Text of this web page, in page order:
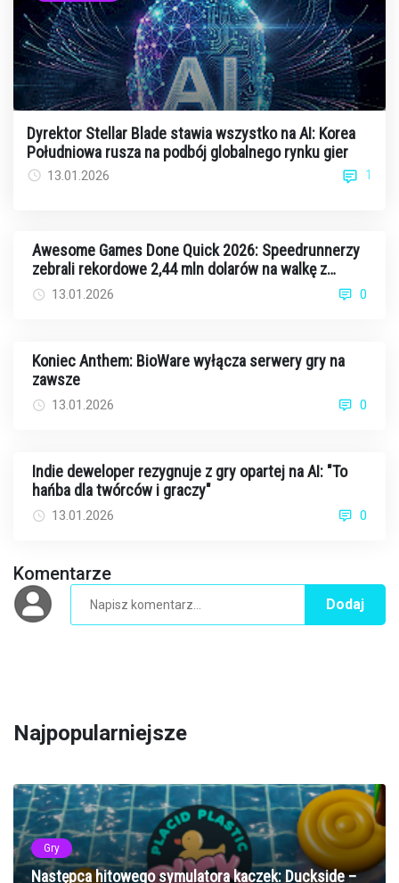
Dyrektor Stellar Blade stawia wszystko na AI: Korea
Południowa rusza na podbój globalnego rynku gier
13.01.2026 1
Awesome Games Done Quick 2026: Speedrunnerzy
zebrali rekordowe 2,44 mln dolarów na walkę z
rakiem13.01.2026 0
Koniec Anthem: BioWare wyłącza serwery gry na
zawsze
13.01.2026 0
Indie deweloper rezygnuje z gry opartej na AI: "To
hańba dla twórców i graczy"
13.01.2026 0
Komentarze
Dodaj
Najpopularniejsze
Gry
Następca hitowego symulatora kaczek: Duckside –